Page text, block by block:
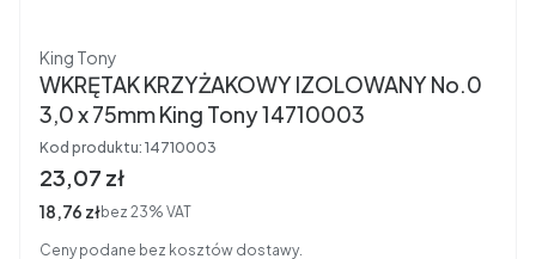
Producent
King Tony
WKRĘTAK KRZYŻAKOWY IZOLOWANY No.0
3,0 x 75mm King Tony 14710003
Kod produktu: 14710003
Cena brutto
23,07 zł
Cena netto
18,76 złbez 23% VAT
Ceny podane bez kosztów dostawy.